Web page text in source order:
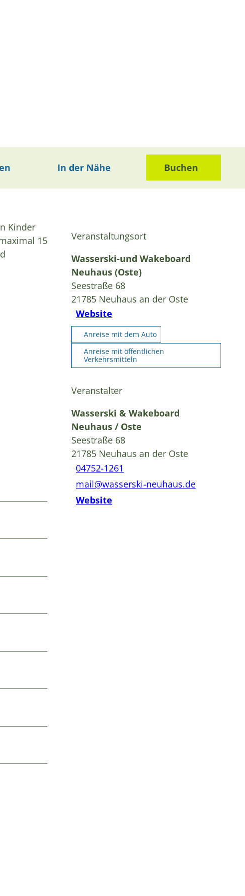
In der Nähe Buchen
Kinder
15
Veranstaltungsort
Wasserski-und Wakeboard
Neuhaus (Oste)
Seestraße 68
21785 Neuhaus an der Oste
Website
Anreise mit dem Auto
Anreise mit öffentlichen
Verkehrsmitteln
Veranstalter
Wasserski & Wakeboard
Neuhaus / Oste
Seestraße 68
21785 Neuhaus an der Oste
04752-1261
mail@wasserski-neuhaus.de
Website